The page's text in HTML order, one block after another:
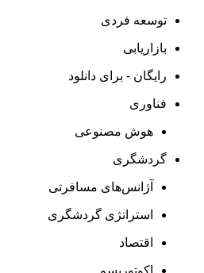
توسعه فردی
بازاریابی
رایگان - برای دانلود
فناوری
هوش مصنوعی
گردشگری
آژانس‌های مسافرتی
استراتژی گردشگری
اقتصاد
اکوتوریسم